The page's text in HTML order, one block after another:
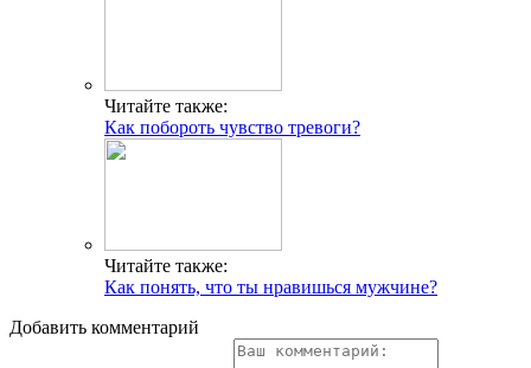
Читайте также:
Как побороть чувство тревоги?
Читайте также:
Как понять, что ты нравишься мужчине?
Добавить комментарий